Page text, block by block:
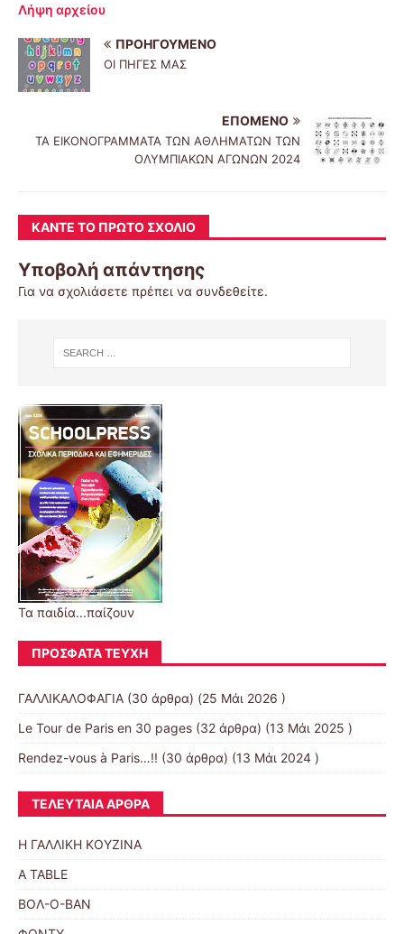
Λήψη αρχείου
ΠΡΟΗΓΟΎΜΕΝΟ
ΟΙ ΠΗΓΕΣ ΜΑΣ
ΕΠΌΜΕΝΟ
ΤΑ ΕΙΚΟΝΟΓΡΑΜΜΑΤΑ ΤΩΝ ΑΘΛΗΜΑΤΩΝ ΤΩΝ
ΟΛΥΜΠΙΑΚΩΝ ΑΓΩΝΩΝ 2024
ΚΆΝΤΕ ΤΟ ΠΡΏΤΟ ΣΧΌΛΙΟ
Υποβολή απάντησης
Για να σχολιάσετε πρέπει να συνδεθείτε.
Τα παιδία...παίζουν
ΠΡΌΣΦΑΤΑ ΤΕΎΧΗ
ΓΑΛΛΙΚΑΛΟΦΑΓΙΑ (30 άρθρα) (25 Μάι 2026 )
Le Tour de Paris en 30 pages (32 άρθρα) (13 Μάι 2025 )
Rendez-vous à Paris…!! (30 άρθρα) (13 Μάι 2024 )
ΤΕΛΕΥΤΑΊΑ ΆΡΘΡΑ
Η ΓΑΛΛΙΚΗ ΚΟΥΖΙΝΑ
A TABLE
ΒΟΛ-Ο-ΒΑΝ